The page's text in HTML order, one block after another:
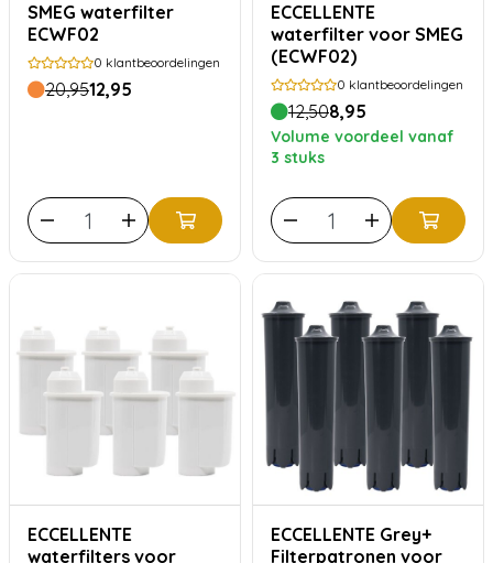
SMEG waterfilter
ECWF02
0 klantbeoordelingen
20,9512,95
ECCELLENTE
waterfilter voor SMEG
(ECWF02)
0 klantbeoordelingen
12,508,95
Volume voordeel vanaf
3 stuks
ECCELLENTE
waterfilters voor
ECCELLENTE Grey+
Filterpatronen voor